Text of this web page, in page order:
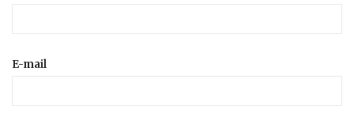
E-mail